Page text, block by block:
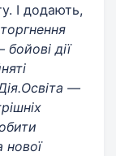
І додають,
дії
—